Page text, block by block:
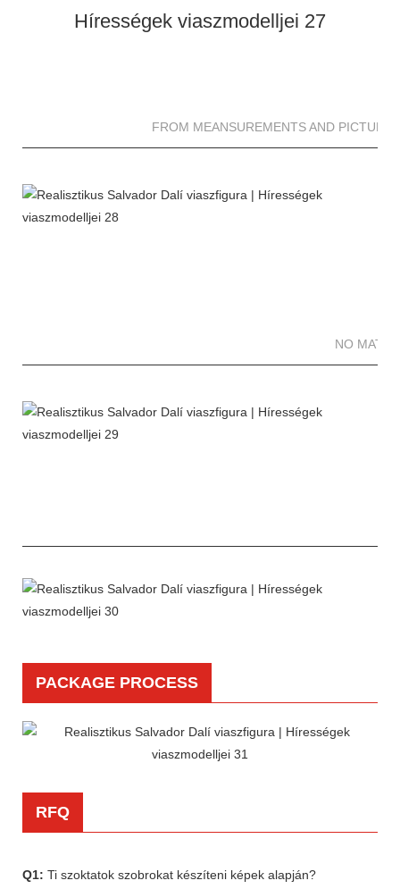
FROM MEANSUREMENTS AND
NO
PACKAGE PROCESS
RFQ
Q1: Ti szoktatok szobrokat készíteni képek alapján?